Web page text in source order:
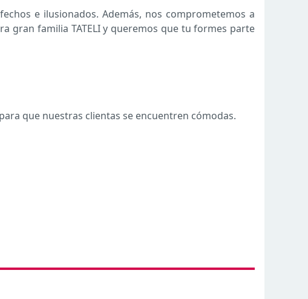
e ilusionados. Además, nos comprometemos a
gran familia TATELI y queremos que tu formes parte
que nuestras clientas se encuentren cómodas.